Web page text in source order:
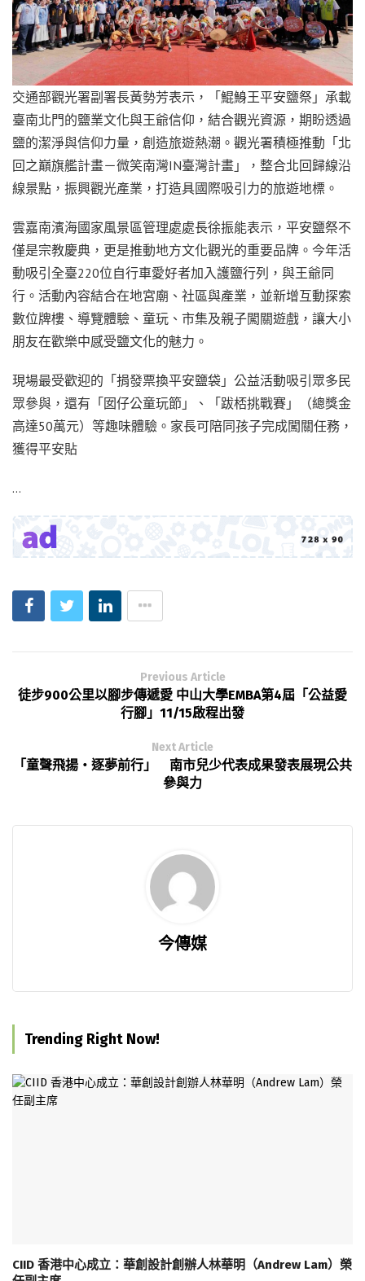
交通部觀光署副署長黃勢芳表示，「鯤鯓王平安鹽祭」承載
臺南北門的鹽業文化與王爺信仰，結合觀光資源，期盼透過
鹽的潔淨與信仰力量，創造旅遊熱潮。觀光署積極推動「北
回之巔旗艦計畫－微笑南灣IN臺灣計畫」，整合北回歸線沿
線景點，振興觀光產業，打造具國際吸引力的旅遊地標。
雲嘉南濱海國家風景區管理處處長徐振能表示，平安鹽祭不
僅是宗教慶典，更是推動地方文化觀光的重要品牌。今年活
動吸引全臺220位自行車愛好者加入護鹽行列，與王爺同
行。活動內容結合在地宮廟、社區與產業，並新增互動探索
數位牌樓、導覽體驗、童玩、市集及親子闖關遊戲，讓大小
朋友在歡樂中感受鹽文化的魅力。
現場最受歡迎的「捐發票換平安鹽袋」公益活動吸引眾多民
眾參與，還有「囡仔公童玩節」、「跋桮挑戰賽」（總獎金
高達50萬元）等趣味體驗。家長可陪同孩子完成闖關任務，
獲得平安貼
…
Previous Article
徒步900公里以腳步傳遞愛 中山大學EMBA第4屆「公益愛
行腳」11/15啟程出發
Next Article
「童聲飛揚‧逐夢前行」 南市兒少代表成果發表展現公共
參與力
今傳媒
Trending Right Now!
CIID 香港中心成立：華創設計創辦人林華明（Andrew Lam）榮